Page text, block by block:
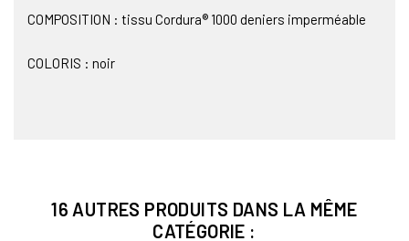
COMPOSITION : tissu Cordura® 1000 deniers imperméable
COLORIS : noir
16 AUTRES PRODUITS DANS LA MÊME
CATÉGORIE :